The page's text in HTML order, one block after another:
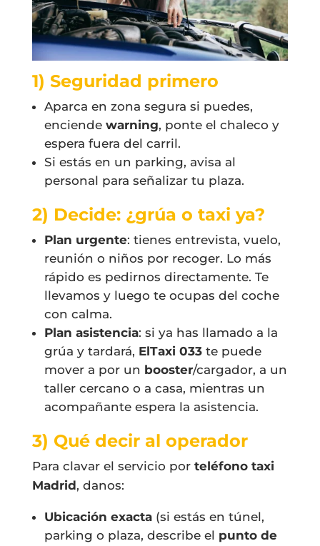
1) Seguridad primero
Aparca en zona segura si puedes,
enciende warning, ponte el chaleco y
espera fuera del carril.
Si estás en un parking, avisa al
personal para señalizar tu plaza.
2) Decide: ¿grúa o taxi ya?
Plan urgente: tienes entrevista, vuelo,
reunión o niños por recoger. Lo más
rápido es pedirnos directamente. Te
llevamos y luego te ocupas del coche
con calma.
Plan asistencia: si ya has llamado a la
grúa y tardará, ElTaxi 033te puede
mover a por un booster/cargador, a un
taller cercano o a casa, mientras un
acompañante espera la asistencia.
3) Qué decir al operador
Para clavar el servicio por teléfono taxi
Madrid, danos:
Ubicación exacta(si estás en túnel,
parking o plaza, describe el punto de